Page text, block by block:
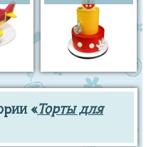
«Торты для